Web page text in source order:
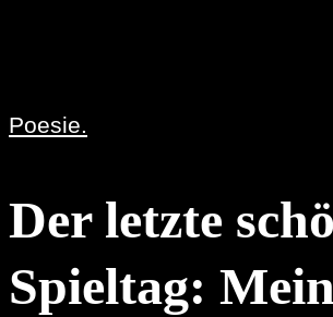
Poesie.
Der letzte
Spieltag: Mein